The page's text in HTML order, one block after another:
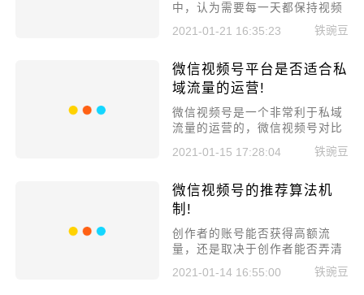
中，认为需要每一天都保持视频
号的内更新，今天小编来给大家
讲讲微信视频号需要日更吗?微
2021-01-21 16:35:23 铁豌豆
微信视频号平台是否适合私
域流量的运营!
微信视频号是一个非常利于私域
流量的运营的，微信视频号对比
于抖音快手对于自己的私域流量
形成有非常大的优势！今天小编
否适合私域流量的运营!
2021-01-15 17:28:04 铁豌豆
微信视频号的推荐算法机
制!
创作者的账号能否获得高额流
量，还是取决于创作者能否弄清
平台的算法!今天小编就来给大家
讲讲新平台微信视频号的推荐算
2021-01-14 16:55:00 铁豌豆